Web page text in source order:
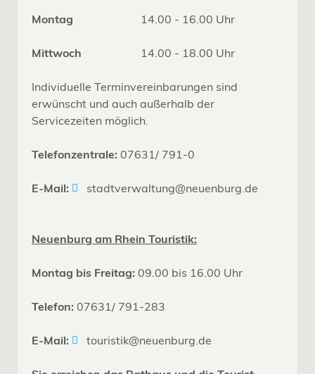
Montag 14.00 - 16.00 Uhr
Mittwoch 14.00 - 18.00 Uhr
Individuelle Terminvereinbarungen sind
erwünscht und auch außerhalb der
Servicezeiten möglich.
Telefonzentrale: 07631/ 791-0
E-Mail: stadtverwaltung@neuenburg.de
Neuenburg am Rhein Touristik:
Montag bis Freitag: 09.00 bis 16.00 Uhr
Telefon: 07631/ 791-283
E-Mail: touristik@neuenburg.de